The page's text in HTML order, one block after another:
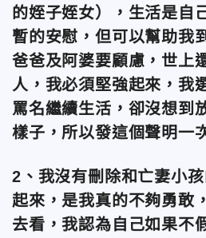
的姪子姪女），生活是自
暫的安慰，但可以幫助我
爸爸及阿婆要顧慮，世上
人，我必須堅強起來，我
罵名繼續生活，卻沒想到
樣子，所以發這個聲明一
2、我沒有刪除和亡妻小
起來，是我真的不夠勇敢
去看，我認為自己如果不